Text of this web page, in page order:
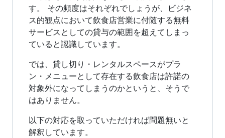
す。 その頻度はそれぞれでしょうが、ビジネ
ス的観点において飲食店営業に付随する無料
サービスとしての貸与の範囲を超えてしまっ
ていると認識しています。
では、貸し切り・レンタルスペースがプラ
ン・メニューとして存在する飲食店は許諾の
対象外になってしまうのかというと、そうで
はありません。
以下の対応を取っていただければ問題無いと
解釈しています。